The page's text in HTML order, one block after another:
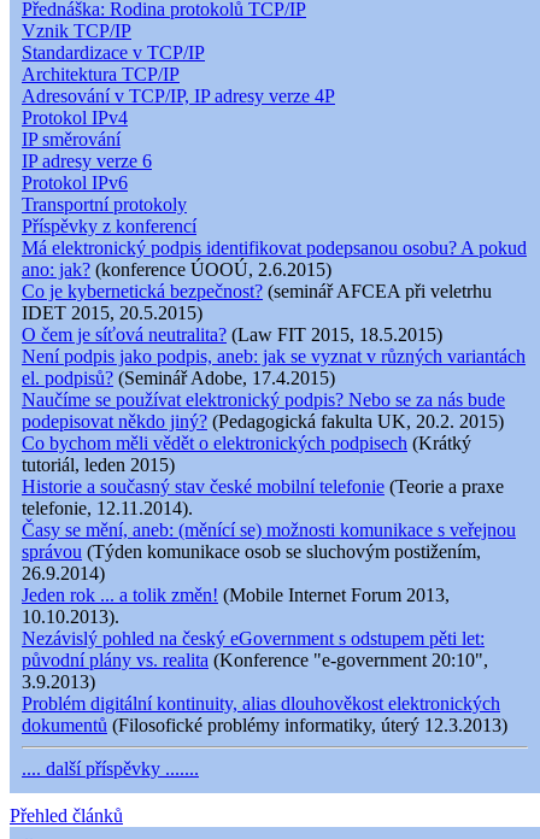
Přednáška: Rodina protokolů TCP/IP
Vznik TCP/IP
Standardizace v TCP/IP
Architektura TCP/IP
Adresování v TCP/IP, IP adresy verze 4P
Protokol IPv4
IP směrování
IP adresy verze 6
Protokol IPv6
Transportní protokoly
Příspěvky z konferencí
Má elektronický podpis identifikovat podepsanou osobu? A pokud
ano: jak? (konference ÚOOÚ, 2.6.2015)
Co je kybernetická bezpečnost? (seminář AFCEA při veletrhu
IDET 2015, 20.5.2015)
O čem je síťová neutralita? (Law FIT 2015, 18.5.2015)
Není podpis jako podpis, aneb: jak se vyznat v různých variantách
el. podpisů? (Seminář Adobe, 17.4.2015)
Naučíme se používat elektronický podpis? Nebo se za nás bude
podepisovat někdo jiný? (Pedagogická fakulta UK, 20.2. 2015)
Co bychom měli vědět o elektronických podpisech (Krátký
tutoriál, leden 2015)
Historie a současný stav české mobilní telefonie (Teorie a praxe
telefonie, 12.11.2014).
Časy se mění, aneb: (měnící se) možnosti komunikace s veřejnou
správou (Týden komunikace osob se sluchovým postižením,
26.9.2014)
Jeden rok ... a tolik změn! (Mobile Internet Forum 2013,
10.10.2013).
Nezávislý pohled na český eGovernment s odstupem pěti let:
původní plány vs. realita (Konference "e-government 20:10",
3.9.2013)
Problém digitální kontinuity, alias dlouhověkost elektronických
dokumentů (Filosofické problémy informatiky, úterý 12.3.2013)
.... další příspěvky .......
Přehled článků